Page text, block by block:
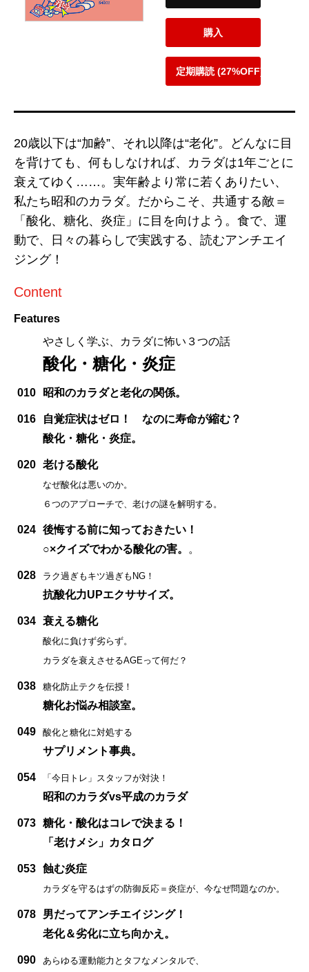
購入
定期購読 (27%OFF)
20歳以下は“加齢”、それ以降は“老化”。どんなに目
を背けても、何もしなければ、カラダは1年ごとに
衰えてゆく……。実年齢より常に若くありたい、
私たち昭和のカラダ。だからこそ、共通する敵＝
「酸化、糖化、炎症」に目を向けよう。食で、運
動で、日々の暮らしで実践する、読むアンチエイ
ジング！
Content
Features
やさしく学ぶ、カラダに怖い３つの話
酸化・糖化・炎症
010 昭和のカラダと老化の関係。
016
自覚症状はゼロ！ なのに寿命が縮む？
酸化・糖化・炎症。
020 老ける酸化
なぜ酸化は悪いのか。
６つのアプローチで、老けの謎を解明する。
024 後悔する前に知っておきたい！
○×クイズでわかる酸化の害。
。
028 ラク過ぎもキツ過ぎもNG！
抗酸化力UPエクササイズ。
034 衰える糖化
酸化に負けず劣らず。
カラダを衰えさせるAGEって何だ？
038 糖化防止テクを伝授！
糖化お悩み相談室。
049 酸化と糖化に対処する
サプリメント事典。
054 「今日トレ」スタッフが対決！
昭和のカラダvs平成のカラダ
073 糖化・酸化はコレで決まる！
「老けメシ」カタログ
053 蝕む炎症
カラダを守るはずの防御反応＝炎症が、今なぜ問題なのか。
078
男だってアンチエイジング！
老化＆劣化に立ち向かえ。
090 あらゆる運動能力とタフなメンタルで、